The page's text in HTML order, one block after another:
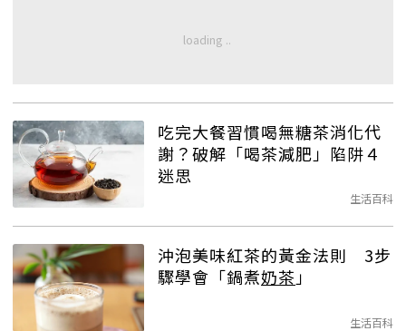
吃完大餐習慣喝無糖茶消化代
謝？破解「喝茶減肥」陷阱４
迷思
生活百科
沖泡美味紅茶的黃金法則 3步
驟學會「鍋煮奶茶 」
生活百科